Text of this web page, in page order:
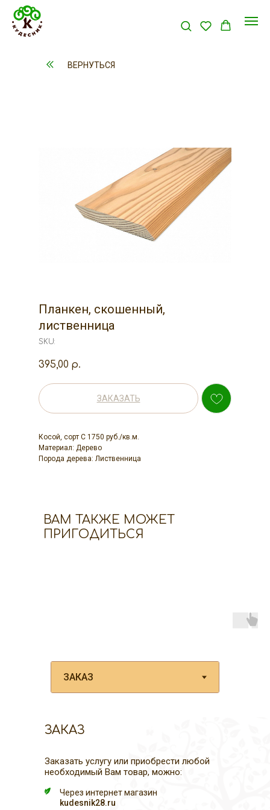
ВЕРНУТЬСЯ
Планкен, скошенный,
лиственница
SKU:
395,00 р.
ЗАКАЗАТЬ
Косой, сорт С 1750 руб./кв.м.
Материал: Дерево
Порода дерева: Лиственница
ВАМ ТАКЖЕ МОЖЕТ
ПРИГОДИТЬСЯ
ЗАКАЗ
Через интернет магазин
kudesnik28.ru
Заказать услугу или приобрести любой
необходимый Вам товар, можно: